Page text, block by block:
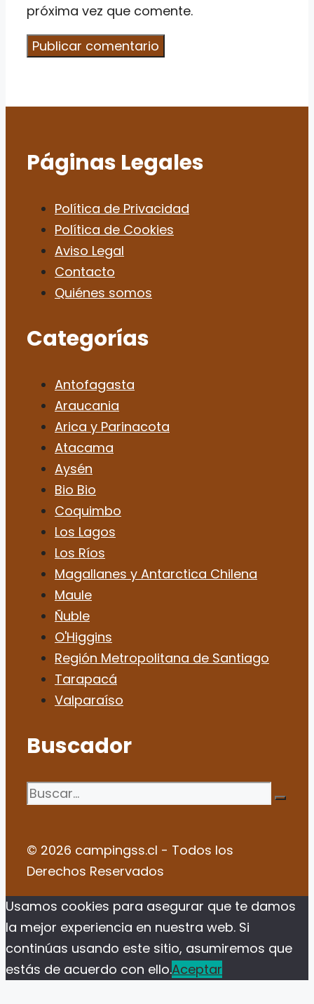
próxima vez que comente.
Páginas Legales
Política de Privacidad
Política de Cookies
Aviso Legal
Contacto
Quiénes somos
Categorías
Antofagasta
Araucania
Arica y Parinacota
Atacama
Aysén
Bio Bio
Coquimbo
Los Lagos
Los Ríos
Magallanes y Antarctica Chilena
Maule
Ñuble
O'Higgins
Región Metropolitana de Santiago
Tarapacá
Valparaíso
Buscador
Buscar:
© 2026 campingss.cl - Todos los
Derechos Reservados
Usamos cookies para asegurar que te damos
la mejor experiencia en nuestra web. Si
continúas usando este sitio, asumiremos que
estás de acuerdo con ello.Aceptar